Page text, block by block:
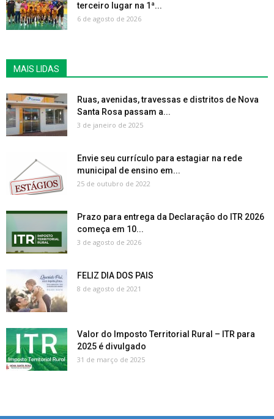
terceiro lugar na 1ª...
6 de agosto de 2026
MAIS LIDAS
Ruas, avenidas, travessas e distritos de Nova
Santa Rosa passam a...
3 de janeiro de 2025
Envie seu currículo para estagiar na rede
municipal de ensino em...
25 de outubro de 2022
Prazo para entrega da Declaração do ITR 2026
começa em 10...
3 de agosto de 2026
FELIZ DIA DOS PAIS
8 de agosto de 2021
Valor do Imposto Territorial Rural – ITR para
2025 é divulgado
31 de março de 2025